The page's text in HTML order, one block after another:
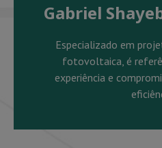
Gabriel
Especializado em
fotovoltaica, é
experiência e